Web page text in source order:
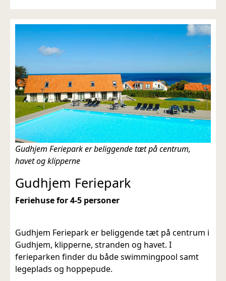
Gudhjem Feriepark er beliggende tæt på centrum,
havet og klipperne
Gudhjem Feriepark
Feriehuse for 4-5 personer
Gudhjem Feriepark er beliggende tæt på centrum i
Gudhjem, klipperne, stranden og havet. I
ferieparken finder du både swimmingpool samt
legeplads og hoppepude.